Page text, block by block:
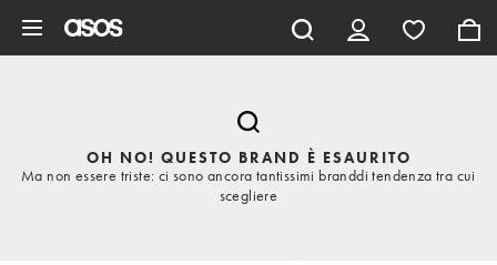
OH NO! QUESTO BRAND È ESAURITO
Ma non essere triste: ci sono ancora tantissimi branddi tendenza tra cui
scegliere